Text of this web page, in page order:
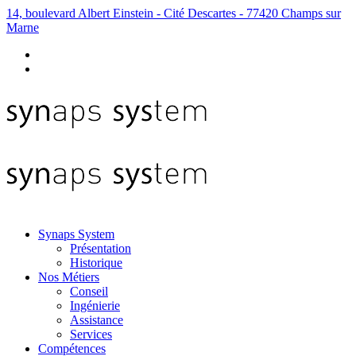
14, boulevard Albert Einstein - Cité Descartes - 77420 Champs sur
Marne
Synaps System
Présentation
Historique
Nos Métiers
Conseil
Ingénierie
Assistance
Services
Compétences